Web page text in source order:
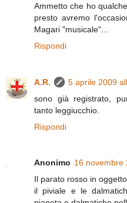
Ammetto che ho
presto avremo
Magari "musicale"...
Rispondi
A.R.
5 aprile 2009
sono già registrato,
tanto leggiucchio.
Rispondi
Anonimo 16 novembre
Il parato rosso in
il piviale e le